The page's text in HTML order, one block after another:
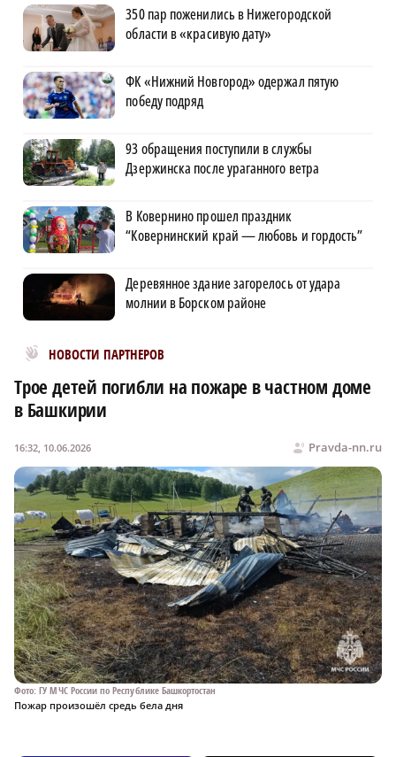
350 пар поженились в Нижегородской
области в «красивую дату»
ФК «Нижний Новгород» одержал пятую
победу подряд
93 обращения поступили в службы
Дзержинска после ураганного ветра
В Ковернино прошел праздник
“Ковернинский край — любовь и гордость”
Деревянное здание загорелось от удара
молнии в Борском районе
НОВОСТИ ПАРТНЕРОВ
Новости МирТесен
Трое детей погибли на пожаре в частном доме
в Башкирии
Pravda-nn.ru
16:32, 10.06.2026
Фото: ГУ МЧС России по Республике Башкортостан
Пожар произошёл средь бела дня